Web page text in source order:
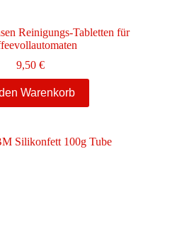
Reinigungs-Tabletten für
9,50€
Warenkorb